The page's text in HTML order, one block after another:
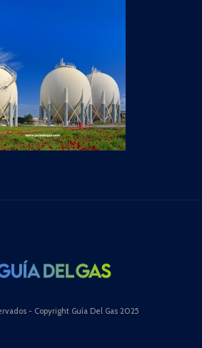
- Copyright Guía Del Gas 2025